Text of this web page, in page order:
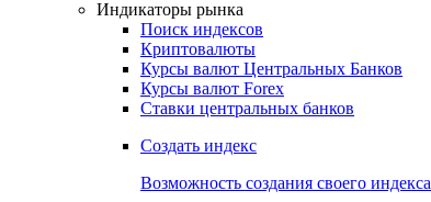
Индикаторы рынка
Поиск индексов
Криптовалюты
Курсы валют Центральных Банков
Курсы валют Forex
Ставки центральных банков
Создать индекс
Возможность создания своего индекса